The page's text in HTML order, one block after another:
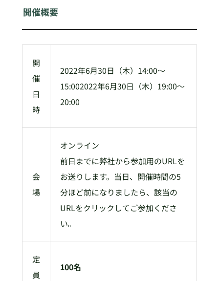
開催概要
開
催
日
時
2022年6月30日（木）14:00～
15:002022年6月30日（木）19:00～
20:00
会
場
オンライン
前日までに弊社から参加用のURLを
お送りします。当日、開催時間の5
分ほど前になりましたら、該当の
URLをクリックしてご参加くださ
い。
定
員
100名